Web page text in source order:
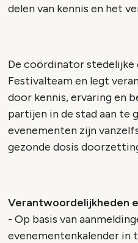
delen van kennis en het
De coördinator stedelijke
Festivalteam en legt
door kennis, ervaring en
partijen in de stad aan te
evenementen zijn
gezonde dosis
Verantwoordelijkheden
- Op basis van
evenementenkalender in